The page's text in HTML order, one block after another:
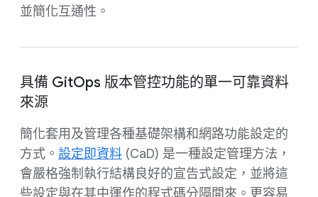
並簡化互通性。
具備 GitOps 版本管控功能的單一可靠資料
來源
簡化套用及管理各種基礎架構和網路功能設定的
方式。 設定即資料 (CaD) 是一種設定管理方法，
會嚴格強制執行結構良好的宣告式設定，並將這
些設定與在其中運作的程式碼分隔開來。更容易